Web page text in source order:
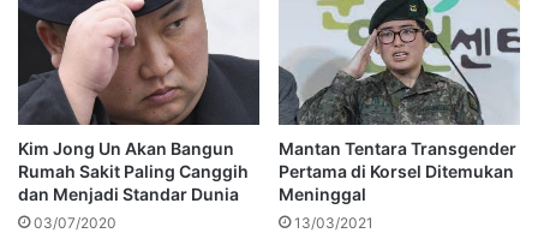
Kim Jong Un Akan Bangun
Rumah Sakit Paling Canggih
dan Menjadi Standar Dunia
03/07/2020
Mantan Tentara Transgender
Pertama di Korsel Ditemukan
Meninggal
13/03/2021